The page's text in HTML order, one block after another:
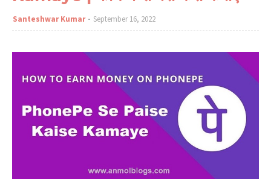
Santeshwar Kumar September 16, 2022